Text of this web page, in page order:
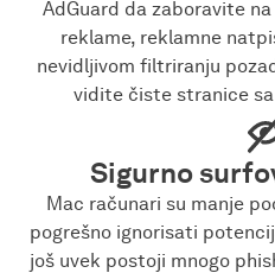
AdGuard da zaboravite
reklame, reklamne
nevidljivom filtriranju
vidite čiste stranice
Sigurno
Mac računari su manje
pogrešno ignorisati
još uvek postoji mnogo